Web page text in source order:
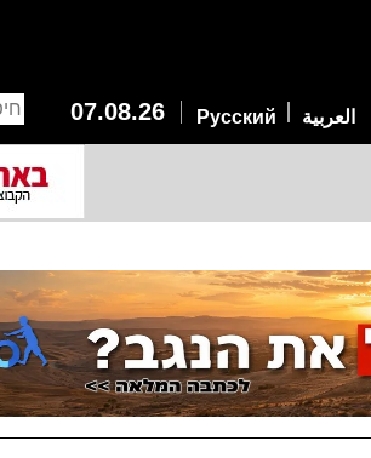
07.08.26 العربية Русский